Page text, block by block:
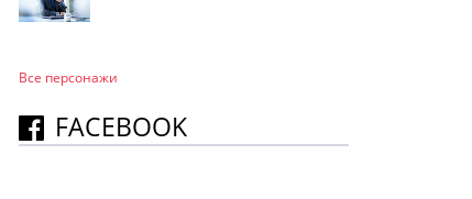
Все персонажи
FACEBOOK